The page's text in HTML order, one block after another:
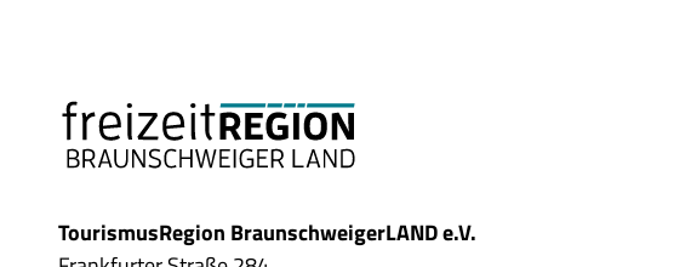
TourismusRegion BraunschweigerLAND e.V.